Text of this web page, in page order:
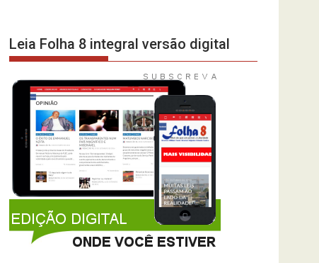
Leia Folha 8 integral versão digital